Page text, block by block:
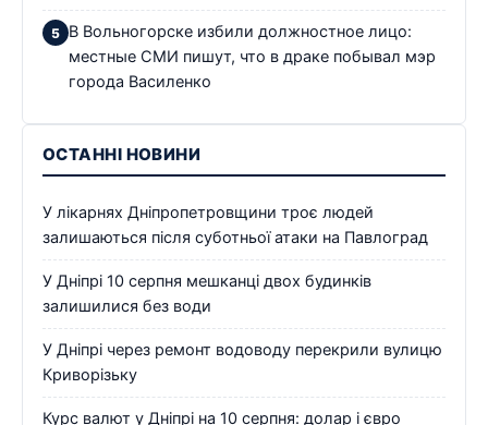
В Вольногорске избили должностное лицо:
местные СМИ пишут, что в драке побывал мэр
города Василенко
ОСТАННІ НОВИНИ
У лікарнях Дніпропетровщини троє людей
залишаються після суботньої атаки на Павлоград
У Дніпрі 10 серпня мешканці двох будинків
залишилися без води
У Дніпрі через ремонт водоводу перекрили вулицю
Криворізьку
Курс валют у Дніпрі на 10 серпня: долар і євро